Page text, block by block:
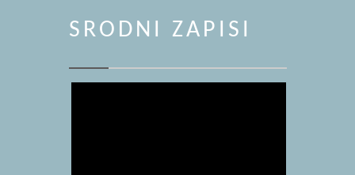
SRODNI ZAPISI